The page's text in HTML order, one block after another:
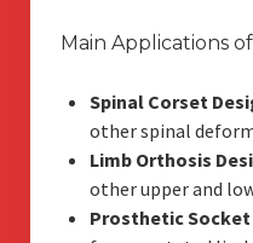
Main Applications
Spinal Corset
other spinal
Limb Orthosis
other upper and
Prosthetic Socket